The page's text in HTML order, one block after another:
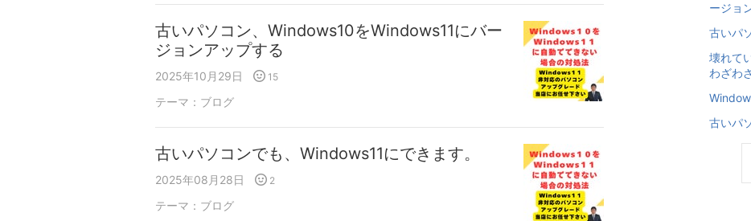
古いパソコン、Windows10をWindows11にバー
ジョンアップする
2025年10月29日 15
テーマ： ブログ
古いパソコンでも、Windows11にできます。
2025年08月28日 2
テーマ： ブログ
ージョ
古いパ
壊れて
わざわ
古いパ